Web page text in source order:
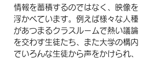
情報を蓄積するのではなく、映像を
浮かべています。例えば様々な人種
があつまるクラスルームで熱い議論
を交わす生徒たち、また大学の構内
でいろんな生徒から声をかけられ、